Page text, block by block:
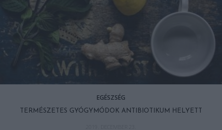
EGÉSZSÉG
TERMÉSZETES GYÓGYMÓDOK ANTIBIOTIKUM HELYETT